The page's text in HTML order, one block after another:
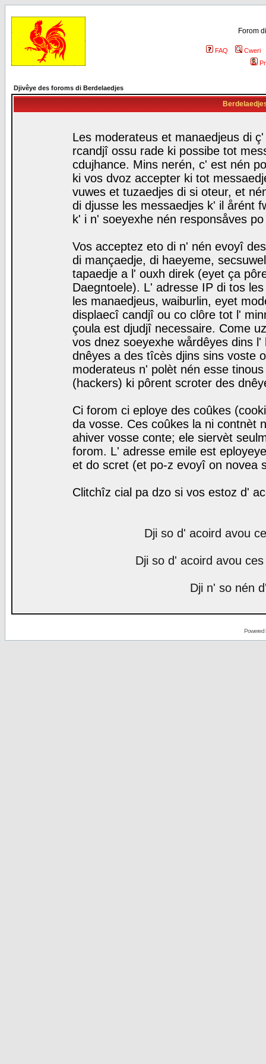
Forom
FAQ
Cweri
Djivêye des foroms di Berdelaedjes
Les moderateus et manaedjeus di
rcandjî ossu rade ki possibe tot
cdujhance. Mins nerén, c' est nén
ki vos dvoz accepter ki tot
vuwes et tuzaedjes di si oteur, et
di djusse les messaedjes k' il årént
k' i n' soeyexhe nén responsåves
Vos acceptez eto di n' nén evoyî
di mançaedje, di haeyeme,
tapaedje a l' ouxh direk (eyet ça
Daegntoele). L' adresse IP di tos
les manaedjeus, waiburlin, eyet
displaecî candjî ou co clôre tot l'
çoula est djudjî necessaire. Come
vos dnez soeyexhe wårdêyes dins
dnêyes a des tîcès djins sins voste
moderateus n' polèt nén esse
(hackers) ki pôrent scroter des
Ci forom ci eploye des coûkes
da vosse. Ces coûkes la ni contnèt
ahiver vosse conte; ele siervèt
forom. L' adresse emile est
et do scret (et po-z evoyî on novea
Clitchîz cial pa dzo si vos estoz d'
Dji so d' acoird avou
Dji so d' acoird avou
Dji n' so nén
Powered